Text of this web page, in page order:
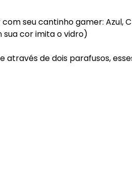
seu cantinho gamer: Azul,
cor imita o vidro)
de dois parafusos,